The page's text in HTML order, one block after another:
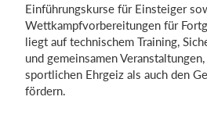
Einloggen
Einführungskurse für Einsteiger
Wettkampfvorbereitungen für
liegt auf technischem Training,
und gemeinsamen
sportlichen Ehrgeiz als auch den
fördern.